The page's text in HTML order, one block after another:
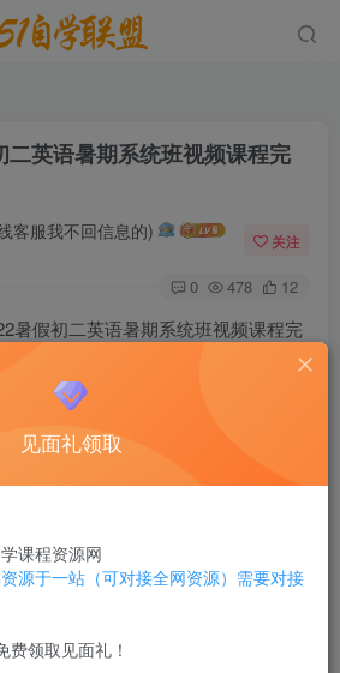
二英语暑期系统班视频课程完
客服我不回信息的) 关注
0 478 12
暑假初二英语暑期系统班视频课程完
合初中生的 “速效得分法” ，这套方法
真题：1个知识点只讲1道题，通过1
可掌握中考全部必考题型！
见面礼领取
课程资源网
源于一站（可对接全网资源）需要对接
费领取见面礼！